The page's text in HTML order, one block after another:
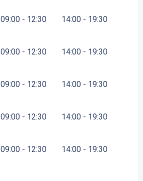
09:00 - 12:30 14:00 - 19:30
09:00 - 12:30 14:00 - 19:30
09:00 - 12:30 14:00 - 19:30
09:00 - 12:30 14:00 - 19:30
09:00 - 12:30 14:00 - 19:30